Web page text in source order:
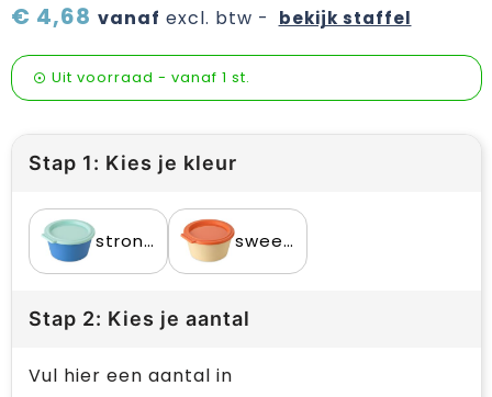
€ 4,68 vanaf excl. btw - bekijk staffel
Uit voorraad - vanaf 1 st.
Stap 1: Kies je kleur
strong blue/sweet green sweet yellow/strong coral
Stap 2: Kies je aantal
Vul hier een aantal in